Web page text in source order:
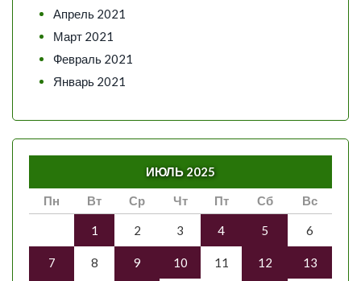
Апрель 2021
Март 2021
Февраль 2021
Январь 2021
ИЮЛЬ 2025
Пн
Вт Ср Чт Пт Сб Вс
1 2 3 4 5 6
7 8 9 10 11 12 13